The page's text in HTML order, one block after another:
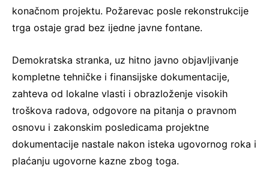
konačnom projektu. Požarevac posle rekonstrukcije
trga ostaje grad bez ijedne javne fontane.
Demokratska stranka, uz hitno javno objavljivanje
kompletne tehničke i finansijske dokumentacije,
zahteva od lokalne vlasti i obrazloženje visokih
troškova radova, odgovore na pitanja o pravnom
osnovu i zakonskim posledicama projektne
dokumentacije nastale nakon isteka ugovornog roka i
plaćanju ugovorne kazne zbog toga.